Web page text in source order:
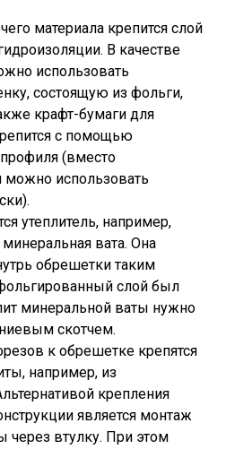
материала крепится слой
В качестве
использовать
состоящую из фольги,
крафт-бумаги для
с помощью
(вместо
можно использовать
утеплитель, например,
вата. Она
обрешетки таким
слой был
минеральной ваты нужно
скотчем.
к обрешетке крепятся
например, из
крепления
является монтаж
через втулку. При этом